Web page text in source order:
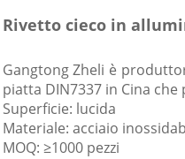
Rivetto cieco in
Gangtong Zheli è
piatta DIN7337 in Cina
Superficie: lucida
Materiale: acciaio
MOQ: ≥1000 pezzi